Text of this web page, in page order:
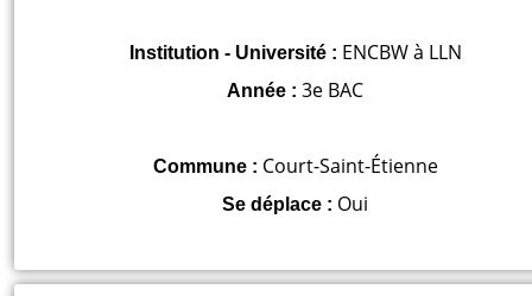
Institution - Université : ENCBW à LLN
Année : 3e BAC
Commune : Court-Saint-Étienne
Se déplace : Oui